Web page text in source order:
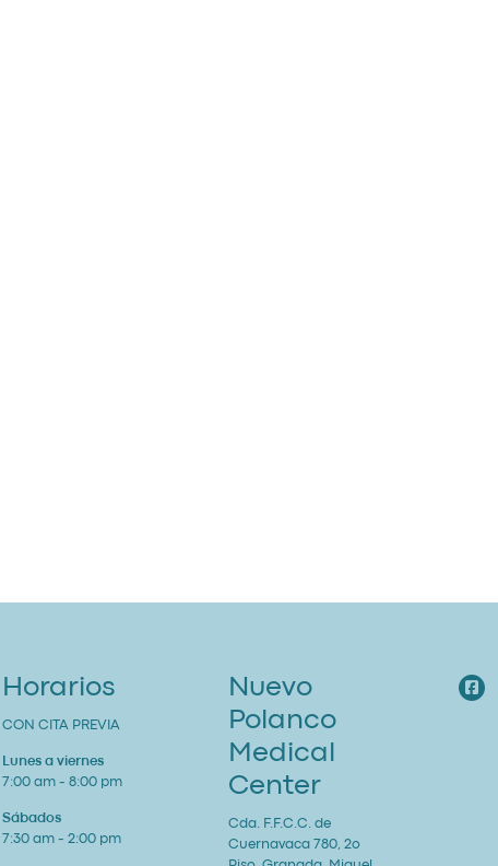
Horarios
CON CITA PREVIA
Lunes a viernes
7:00 am - 8:00 pm
Sábados
7:30 am - 2:00 pm
Nuevo
Polanco
Medical
Center
Cda. F.F.C.C. de
Cuernavaca 780, 2o